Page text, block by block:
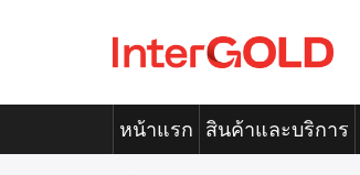
หน้าแรก สินค้าและบริการ